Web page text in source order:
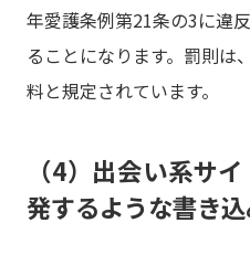
年愛護条例第21条の3に違
ることになります。罰則は
料と規定されています。
（4）出会い系サ
発するような書き